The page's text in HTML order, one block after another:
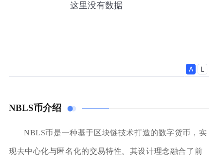
NBLS币介绍
NBLS币是一种基于区块链技术打造的数字货币，实
现去中心化与匿名化的交易特性。其设计理念融合了前